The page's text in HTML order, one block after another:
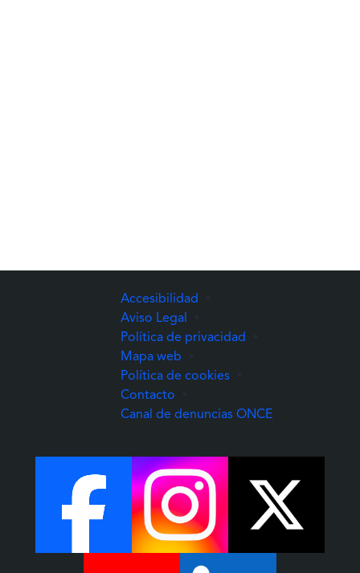
Accesibilidad
Aviso Legal
Política de privacidad
Mapa web
Política de cookies
Contacto
Canal de denuncias ONCE(Abre una